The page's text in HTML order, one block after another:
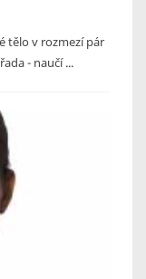
tělo v rozmezí pár
- naučí ...